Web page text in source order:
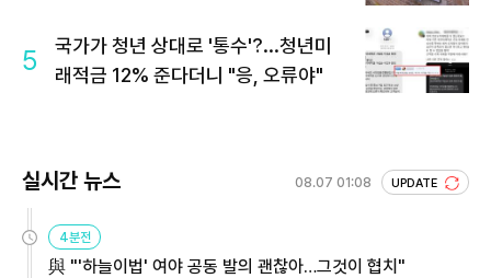
5
국가가 청년 상대로 '통수'?...청년미
래적금 12% 준다더니 "응, 오류야"
실시간 뉴스 08.07 01:08 UPDATE
4분전
與 "'하늘이법' 여야 공동 발의 괜찮아…그것이 협치"